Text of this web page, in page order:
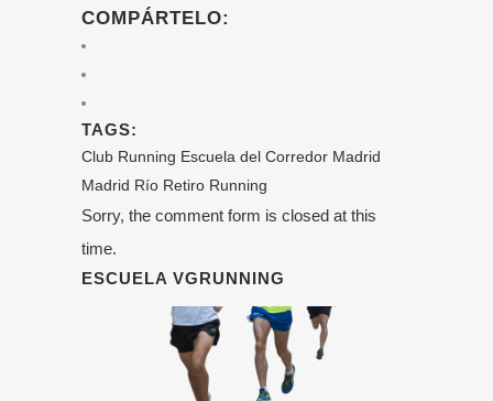
COMPÁRTELO:
TAGS:
Club Running Escuela del Corredor Madrid
Madrid Río Retiro Running
Sorry, the comment form is closed at this
time.
ESCUELA VGRUNNING